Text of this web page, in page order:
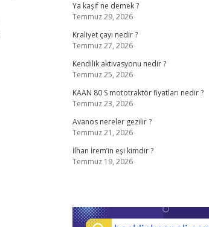
Ya kaşif ne demek ?
Temmuz 29, 2026
Kraliyet çayı nedir ?
Temmuz 27, 2026
Kendilik aktivasyonu nedir ?
Temmuz 25, 2026
KAAN 80 S mototraktör fiyatları nedir ?
Temmuz 23, 2026
Avanos nereler gezilir ?
Temmuz 21, 2026
İlhan İrem’in eşi kimdir ?
Temmuz 19, 2026